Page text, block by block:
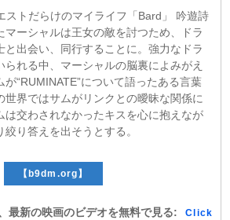
ストだらけのマイライフ「Bard」 吟遊詩
マーシャルは王女の敵を討つため、ドラ
と出会い、同行することに。強力なドラ
られる中、マーシャルの脳裏によみがえ
“RUMINATE”について語ったある言葉
世界ではサムがリンクとの曖昧な関係に
は交わされなかったキスを心に抱えなが
り答えを出そうとする。
【b9dm.org】
最新の映画のビデオを無料で見る:
Click